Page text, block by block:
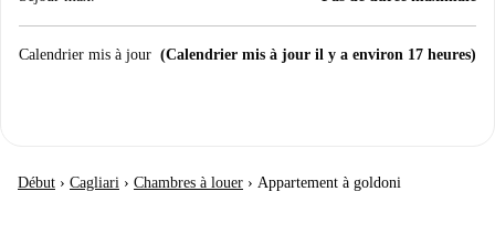
Calendrier mis à jour (Calendrier mis à jour il y a environ 17 heures)
Début › Cagliari › Chambres à louer › Appartement à goldoni